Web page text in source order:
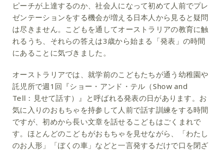
ピーチが上達するのか、社会人になって初めて人前でプレ
ゼンテーションをする機会が増える日本人から見ると疑問
は尽きません。こどもを通してオーストラリアの教育に触
れるうち、それらの答えは3歳から始まる「発表」の時間
にあることに気づきました。
オーストラリアでは、就学前のこどもたちが通う幼稚園や
託児所で週1回『ショー・アンド・テル（Show and
Tell：見せて話す）』と呼ばれる発表の日があります。お
気に入りのおもちゃを持参して人前で話す訓練をする時間
ですが、初めから長い文章を話せるこどもはごくまれで
す。ほとんどのこどもがおもちゃを見せながら、「わたし
のお人形」「ぼくの車」などと一言発するだけで口を閉ざ